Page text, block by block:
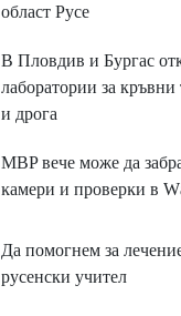
област Русе
В Пловдив и Бургас
лаборатории за кръвни
и дрога
MBP вeчe мoжe дa
ĸaмepи и пpoвepĸи в
Да помогнем за
русенски учител